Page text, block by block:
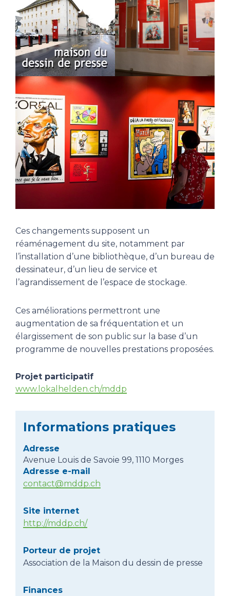
Ces changements supposent un
réaménagement du site, notamment par
l’installation d’une bibliothèque, d’un bureau de
dessinateur, d’un lieu de service et
l’agrandissement de l’espace de stockage.
Ces améliorations permettront une
augmentation de sa fréquentation et un
élargissement de son public sur la base d’un
programme de nouvelles prestations proposées.
Projet participatif
www.lokalhelden.ch/mddp
Informations pratiques
Adresse
Avenue Louis de Savoie 99, 1110 Morges
Adresse e-mail
contact@mddp.ch
Site internet
http://mddp.ch/
Porteur de projet
Association de la Maison du dessin de presse
Finances